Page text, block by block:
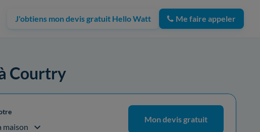
J'obtiens mon devis gratuit Hello Watt Me faire appeler
Courtry
maison
Mon devis gratuit